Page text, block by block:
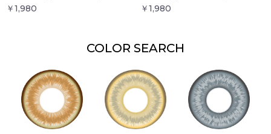
￥1,980 ￥1,980
COLOR SEARCH